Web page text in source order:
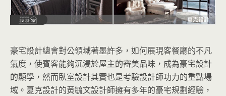
豪宅設計總會對公領域著墨許多，如何展現客餐廳的不凡
氣度，使賓客能夠沉浸於屋主的審美品味，成為豪宅設計
的顯學，然而臥室設計其實也是考驗設計師功力的重點場
域。夏克設計的黃毓文設計師擁有多年的豪宅規劃經驗，